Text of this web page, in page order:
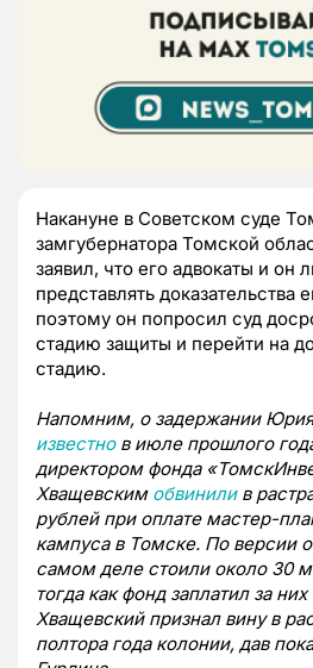
Накануне в Советском суде
замгубернатора Томской
заявил, что его адвокаты и
представлять доказательства
поэтому он попросил суд
стадию защиты и перейти на
стадию.
Напомним, о задержании
известнов июле прошлого
директором фонда
Хващевским обвинилив
рублей при оплате мастер-
кампуса в Томске. По версии
самом деле стоили около 30
тогда как фонд заплатил за
Хващевский признал вину в
полтора года колонии, дав